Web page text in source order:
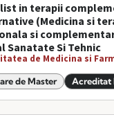
in terapii
(Medicina si
si
Sanatate Si Tehnic
de Medicina si
de Master Acreditat